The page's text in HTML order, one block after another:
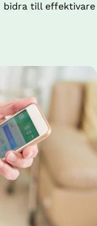
bidra till effektivare